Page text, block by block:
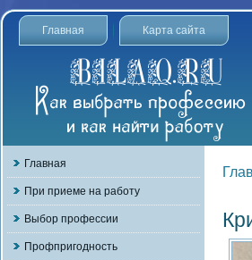
Главная Карта сайта
Главная
При приеме на работу
Выбор профессии
Профпригодность